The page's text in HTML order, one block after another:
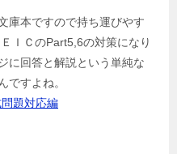
庫本ですので持ち運びやす
ＩＣのPart5,6の対策になり
に回答と解説という単純な
ですよね。
題対応編